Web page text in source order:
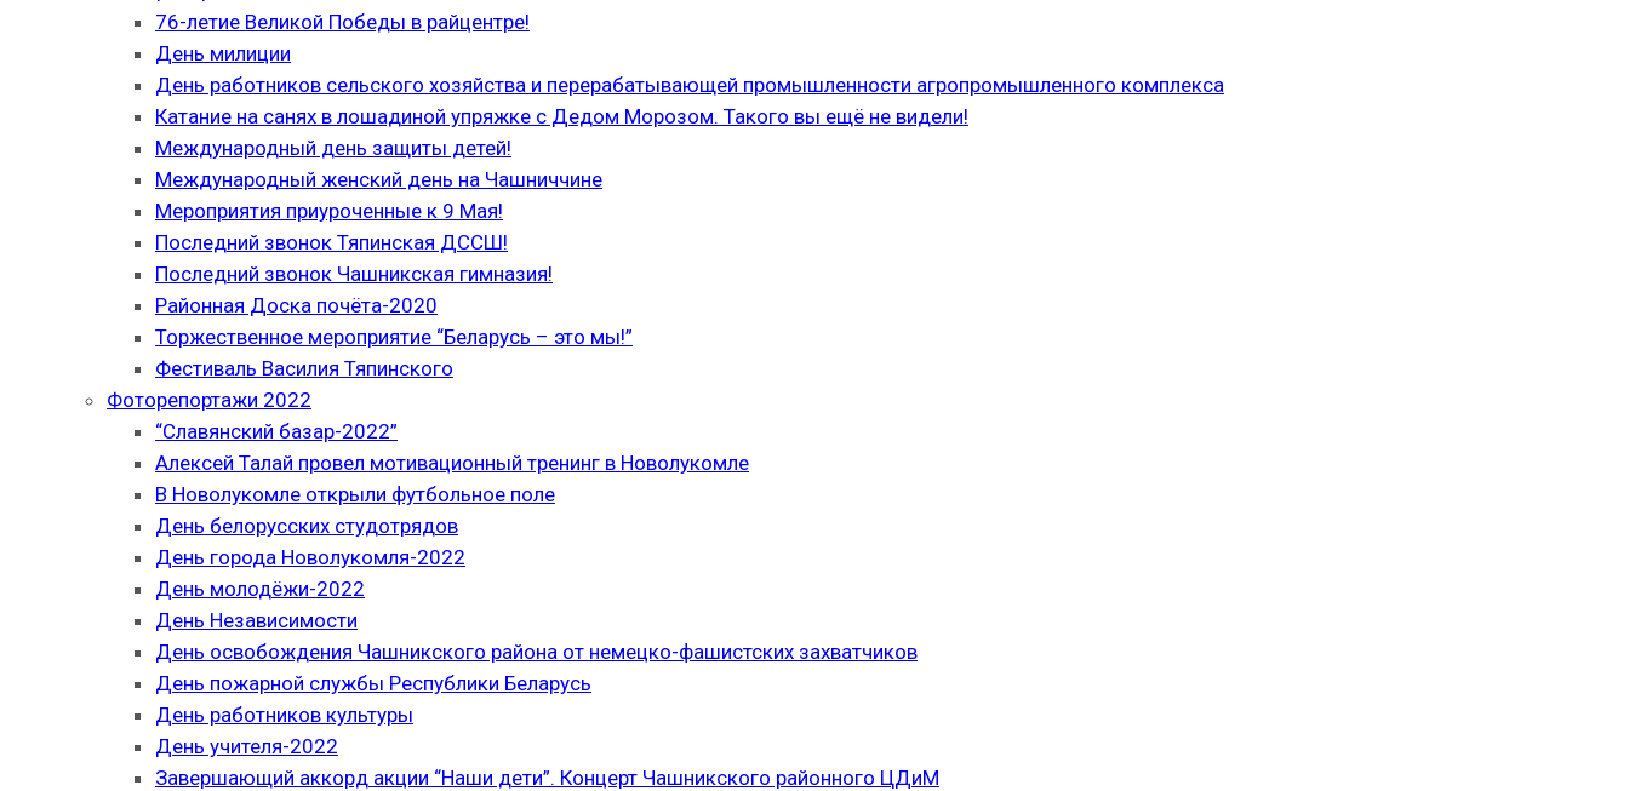
76-летие Великой Победы в райцентре!
День милиции
День работников сельского хозяйства и перерабатывающей промышленности агропромышленного комплекса
Катание на санях в лошадиной упряжке с Дедом Морозом. Такого вы ещё не видели!
Международный день защиты детей!
Международный женский день на Чашниччине
Мероприятия приуроченные к 9 Мая!
Последний звонок Тяпинская ДССШ!
Последний звонок Чашникская гимназия!
Районная Доска почёта-2020
Торжественное мероприятие “Беларусь – это мы!”
Фестиваль Василия Тяпинского
Фоторепортажи 2022
“Славянский базар-2022”
Алексей Талай провел мотивационный тренинг в Новолукомле
В Новолукомле открыли футбольное поле
День белорусских студотрядов
День города Новолукомля-2022
День молодёжи-2022
День Независимости
День освобождения Чашникского района от немецко-фашистских захватчиков
День пожарной службы Республики Беларусь
День работников культуры
День учителя-2022
Завершающий аккорд акции “Наши дети”. Концерт Чашникского районного ЦДиМ